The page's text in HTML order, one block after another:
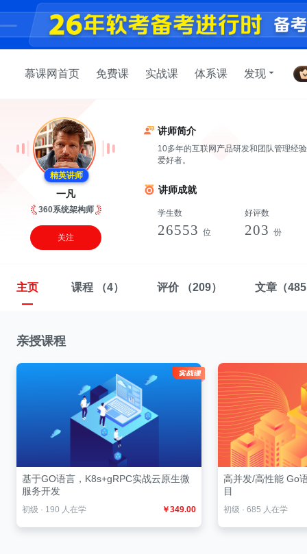
慕课网首页 免费课 实战课 体系课 发现
精英讲师
一凡
360系统架构师
关注
讲师简介
10多年的互联网产品研发和团队管理经
爱好者。
讲师成就
学生数
26553 位
好评数
203 份
主页 课程 （4） 评价 （209） 文章 （
亲授课程
基于GO语言，K8s+gRPC实战云原生微
服务开发
初级 · 190 人在学 ￥349.00
高并发/高性能 Go
目
初级 · 685 人在学